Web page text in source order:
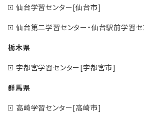
仙台学習センター[仙台市]
仙台第二学習センター・仙台駅前学習
栃木県
宇都宮学習センター[宇都宮市]
群馬県
高崎学習センター[高崎市]